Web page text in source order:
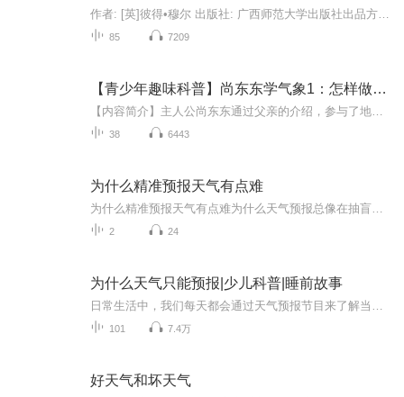
85 7209
【青少年趣味科普】尚东东学气象1：怎样做天气预报
38 6443
为什么精准预报天气有点难
2 24
为什么天气只能预报|少儿科普|睡前故事
101 7.4万
好天气和坏天气